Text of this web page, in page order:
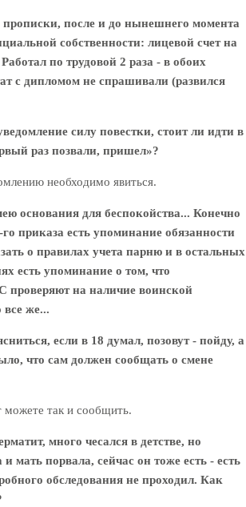
после и до нынешнего момента
собственности: лицевой счет на
по трудовой 2 раза - в обоих
с дипломом не спрашивали (развился
силу повестки, стоит ли идти в
раз позвали, пришел»?
необходимо явиться.
основания для беспокойства... Конечно
приказа есть упоминание обязанности
о правилах учета парню и в остальных
есть упоминание о том, что
проверяют на наличие воинской
же...
если в 18 думал, позовут - пойду, а
что сам должен сообщать о смене
можете так и сообщить.
много чесался в детстве, но
мать порвала, сейчас он тоже есть - есть
обследования не проходил. Как